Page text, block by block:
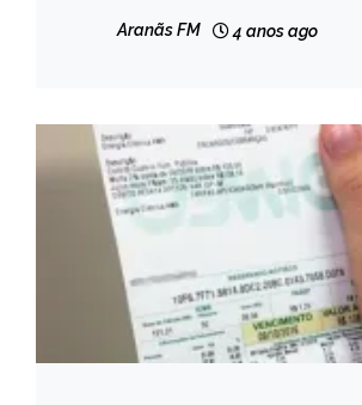
NOTÍCIASAranãs FM 4 anos ago